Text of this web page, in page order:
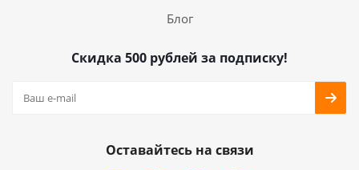
Блог
Скидка 500 рублей за подписку!
Оставайтесь на связи